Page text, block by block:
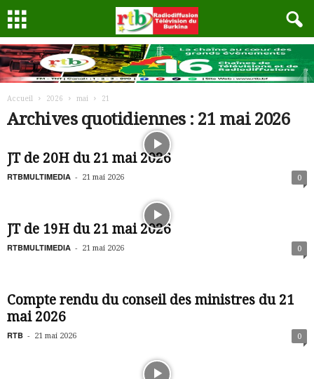
Accueil 2026 mai 21
Archives quotidiennes : 21 mai 2026
JT de 20H du 21 mai 2026
RTBMULTIMEDIA - 21 mai 2026 0
JT de 19H du 21 mai 2026
RTBMULTIMEDIA - 21 mai 2026 0
Compte rendu du conseil des ministres du 21
mai 2026
RTB - 21 mai 2026 0